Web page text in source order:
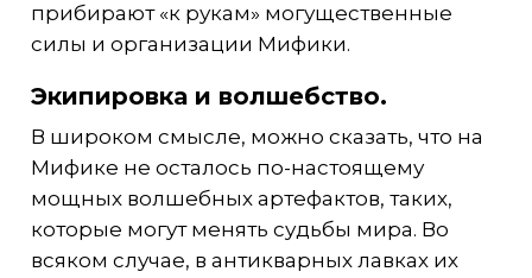
прибирают «к рукам» могущественные
силы и организации Мифики.
Экипировка и волшебство.
В широком смысле, можно сказать, что на
Мифике не осталось по-настоящему
мощных волшебных артефактов, таких,
которые могут менять судьбы мира. Во
всяком случае, в антикварных лавках их